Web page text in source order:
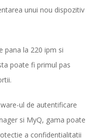
unui nou dispozitiv
pana la 220 ipm si
poate fi primul pas
ul de autentificare
si MyQ, gama poate
a confidentialitatii